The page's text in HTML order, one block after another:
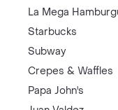
La Mega
Starbucks
Subway
Crepes & Waffles
Papa John's